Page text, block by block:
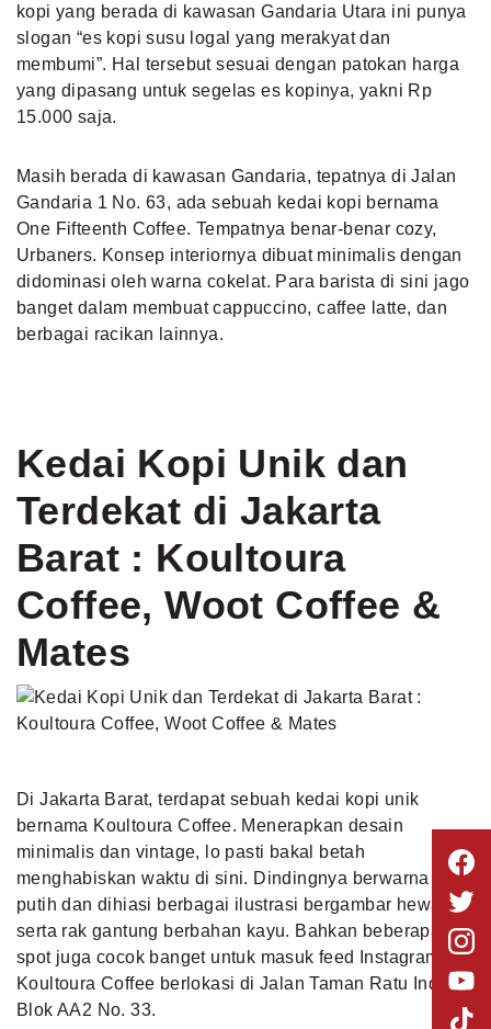
kopi yang berada di kawasan Gandaria Utara ini punya
slogan “es kopi susu logal yang merakyat dan
membumi”. Hal tersebut sesuai dengan patokan harga
yang dipasang untuk segelas es kopinya, yakni Rp
15.000 saja.
Masih berada di kawasan Gandaria, tepatnya di Jalan
Gandaria 1 No. 63, ada sebuah kedai kopi bernama
One Fifteenth Coffee. Tempatnya benar-benar cozy,
Urbaners. Konsep interiornya dibuat minimalis dengan
didominasi oleh warna cokelat. Para barista di sini jago
banget dalam membuat cappuccino, caffee latte, dan
berbagai racikan lainnya.
Kedai Kopi Unik dan
Terdekat di Jakarta
Barat : Koultoura
Coffee, Woot Coffee &
Mates
Di Jakarta Barat, terdapat sebuah kedai kopi unik
bernama Koultoura Coffee. Menerapkan desain
minimalis dan vintage, lo pasti bakal betah
menghabiskan waktu di sini. Dindingnya berwarna
putih dan dihiasi berbagai ilustrasi bergambar hewan
serta rak gantung berbahan kayu. Bahkan beberapa
spot juga cocok banget untuk masuk feed Instagram lo.
Koultoura Coffee berlokasi di Jalan Taman Ratu Indah
Blok AA2 No. 33.